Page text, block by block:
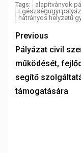
Tags: alapítványok
Egészségügyi
hátrányos helyzetű
Previous
Pályázat civil
működését,
segítő
támogatására